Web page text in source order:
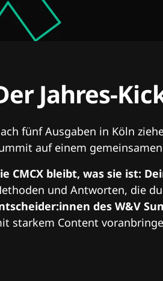
Jahres-
fünf Ausgaben in Köln
auf einem
CMCX bleibt, was sie ist:
und Antworten, die
des W&V
starkem Content